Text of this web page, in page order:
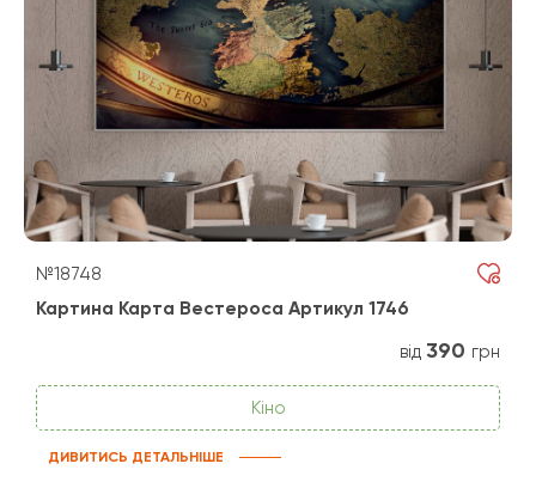
№18748
Картина Карта Вестероса Артикул 1746
від 390 грн
Кіно
ДИВИТИСЬ ДЕТАЛЬНІШЕ